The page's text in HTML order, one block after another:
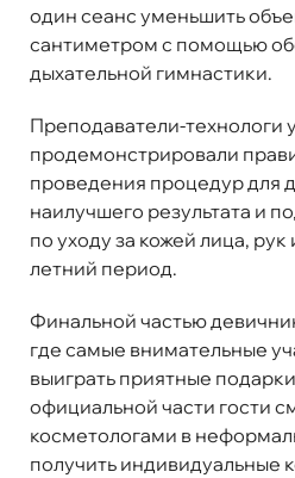
один сеанс уменьшить
сантиметром с помощью
дыхательной гимнастики.
Преподаватели-технологи
продемонстрировали
проведения процедур для
наилучшего результата и
по уходу за кожей лица,
летний период.
Финальной частью
где самые внимательные
выиграть приятные
официальной части гости
косметологами в
получить индивидуальные